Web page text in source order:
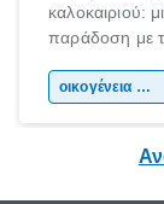
καλοκαιριού:
παράδοση με
χώρας. Είτεοικογένεια & παιδί